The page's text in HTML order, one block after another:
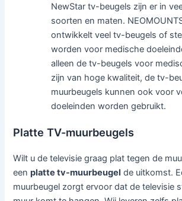
NewStar tv-beugels zijn er in
soorten en maten.
ontwikkelt veel tv-beugels of
worden voor medische
alleen de tv-beugels voor
zijn van hoge kwaliteit, de tv-
muurbeugels kunnen ook voor
doeleinden worden gebruikt.
Platte TV-muurbeugels
Wilt u de televisie graag plat tegen de
eenplatte tv-muurbeugel de uitkomst.
muurbeugel zorgt ervoor dat de televisie